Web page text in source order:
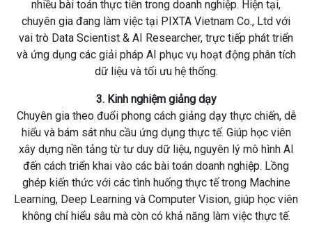
nhiều bài toán thực tiễn trong doanh nghiệp. Hiện tại,
chuyên gia đang làm việc tại PIXTA Vietnam Co., Ltd với
vai trò Data Scientist & AI Researcher, trực tiếp phát triển
và ứng dụng các giải pháp AI phục vụ hoạt động phân tích
dữ liệu và tối ưu hệ thống.
3. Kinh nghiệm giảng dạy
Chuyên gia theo đuổi phong cách giảng dạy thực chiến, dễ
hiểu và bám sát nhu cầu ứng dụng thực tế. Giúp học viên
xây dựng nền tảng từ tư duy dữ liệu, nguyên lý mô hình AI
đến cách triển khai vào các bài toán doanh nghiệp. Lồng
ghép kiến thức với các tình huống thực tế trong Machine
Learning, Deep Learning và Computer Vision, giúp học viên
không chỉ hiểu sâu mà còn có khả năng làm việc thực tế.